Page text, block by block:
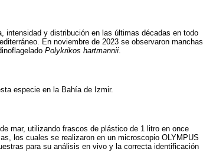
intensidad y distribución en las últimas décadas en todo
En noviembre de 2023 se observaron manchas
Polykrikos hartmannii
especie en la Bahía de Izmir.
mar, utilizando frascos de plástico de 1 litro en once
los cuales se realizaron en un microscopio OLYMPUS
para su análisis en vivo y la correcta identificación